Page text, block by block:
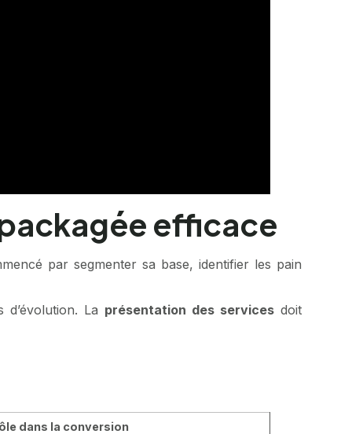
efficace
par segmenter sa base, identifier les pain
La présentation des servicesdoit
dans la conversion